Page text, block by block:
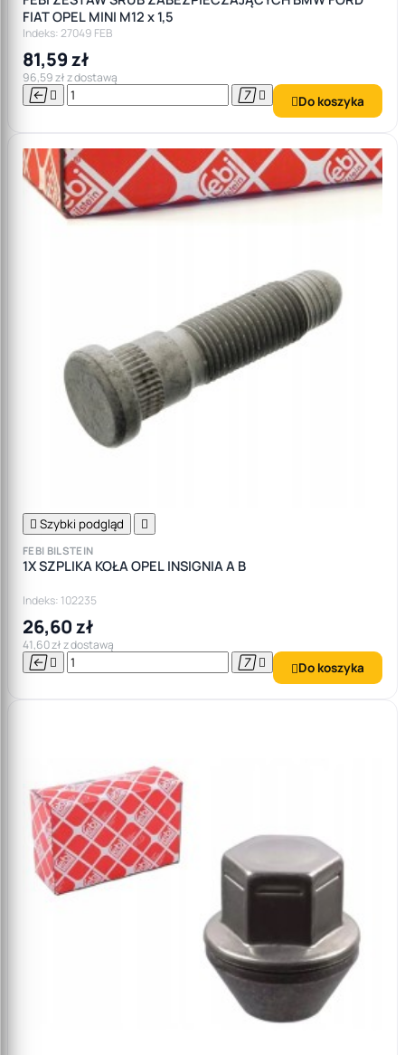
FIAT OPEL MINI M12 x 1,5
Indeks: 27049 FEB
81,59 zł
96,59 zł z dostawą
    Do koszyka
 Szybki podgląd 
FEBI BILSTEIN
1X SZPLIKA KOŁA OPEL INSIGNIA A B
Indeks: 102235
26,60 zł
41,60 zł z dostawą
    Do koszyka